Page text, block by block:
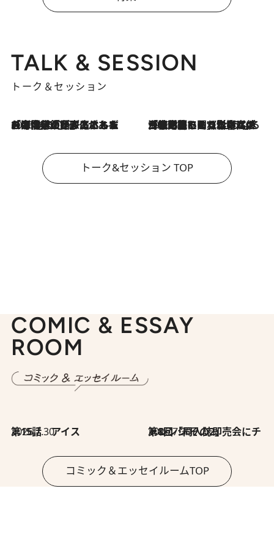
TALK & SESSION
トーク＆セッション
2026.8.3
「今後値上げがあるとすれば…」「リスクがあるのは今年の冬」エネルギー専門家が語る、ホルムズ海峡封鎖が家庭にもたらす“ある心配” 2026.8.3
「住宅建てられない…」「サーチャージ料の高値が続いている」ホルムズ海峡封鎖による影響はいつまで続く？《エネルギー専門家に聞く“どうなる日本の暮らし”》
トーク&セッション TOP
COMIC & ESSAY
ROOM
2026.7.30
第15話 アイス 2026.7.30
第8回「同人誌即売会にチャレンジ その2」
コミック＆エッセイルームTOP